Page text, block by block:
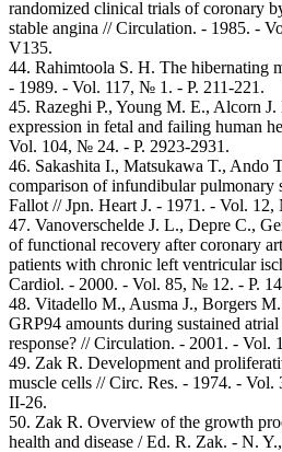
randomized clinical trials of coronary
stable angina // Circulation. - 1985. -
V135.
44. Rahimtoola S. H. The hibernating
- 1989. - Vol. 117, № 1. - P. 211-221.
45. Razeghi P., Young M. E., Alcorn
expression in fetal and failing human
Vol. 104, № 24. - P. 2923-2931.
46. Sakashita I., Matsukawa T., Ando
comparison of infundibular pulmonary
Fallot // Jpn. Heart J. - 1971. - Vol.
47. Vanoverschelde J. L., Depre C.,
of functional recovery after coronary
patients with chronic left ventricular
Cardiol. - 2000. - Vol. 85, № 12. - P.
48. Vitadello M., Ausma J., Borgers
GRP94 amounts during sustained
response? // Circulation. - 2001. - Vol.
49. Zak R. Development and
muscle cells // Circ. Res. - 1974. -
II-26.
50. Zak R. Overview of the growth
health and disease / Ed. R. Zak. - N.